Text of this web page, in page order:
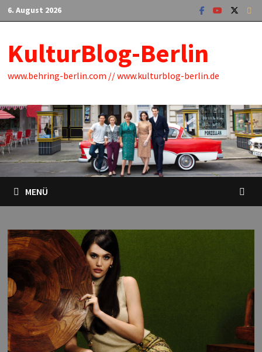
Zum
Inhalt
6. August 2026
KulturBlog-Berlin
www.behring-berlin.com // www.kulturblog-berlin.de
MENÜ